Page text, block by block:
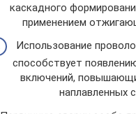
каскадного
применением
Использование
способствует
включений,
наплавленных